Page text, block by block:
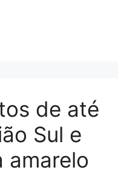
de até
Sul e
amarelo